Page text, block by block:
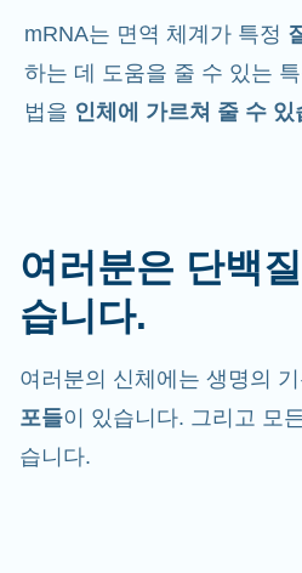
mRNA는 면역 체계가 특정
하는 데 도움을 줄 수 있는
법을 인체에 가르쳐 줄 수 있
여러분은 단백
습니다.
여러분의 신체에는 생명의
포들이 있습니다. 그리고 모
습니다.